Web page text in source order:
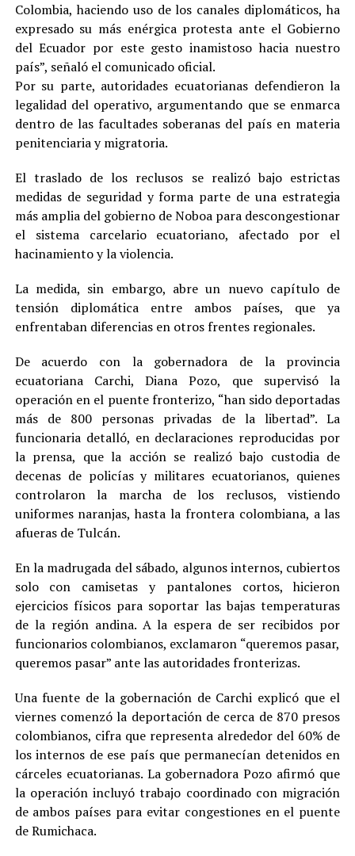
Colombia, haciendo uso de los canales diplomáticos, ha
expresado su más enérgica protesta ante el Gobierno
del Ecuador por este gesto inamistoso hacia nuestro
país”, señaló el comunicado oficial.
Por su parte, autoridades ecuatorianas defendieron la
legalidad del operativo, argumentando que se enmarca
dentro de las facultades soberanas del país en materia
penitenciaria y migratoria.
El traslado de los reclusos se realizó bajo estrictas
medidas de seguridad y forma parte de una estrategia
más amplia del gobierno de Noboa para descongestionar
el sistema carcelario ecuatoriano, afectado por el
hacinamiento y la violencia.
La medida, sin embargo, abre un nuevo capítulo de
tensión diplomática entre ambos países, que ya
enfrentaban diferencias en otros frentes regionales.
De acuerdo con la gobernadora de la provincia
ecuatoriana Carchi, Diana Pozo, que supervisó la
operación en el puente fronterizo, “han sido deportadas
más de 800 personas privadas de la libertad”. La
funcionaria detalló, en declaraciones reproducidas por
la prensa, que la acción se realizó bajo custodia de
decenas de policías y militares ecuatorianos, quienes
controlaron la marcha de los reclusos, vistiendo
uniformes naranjas, hasta la frontera colombiana, a las
afueras de Tulcán.
En la madrugada del sábado, algunos internos, cubiertos
solo con camisetas y pantalones cortos, hicieron
ejercicios físicos para soportar las bajas temperaturas
de la región andina. A la espera de ser recibidos por
funcionarios colombianos, exclamaron “queremos pasar,
queremos pasar” ante las autoridades fronterizas.
Una fuente de la gobernación de Carchi explicó que el
viernes comenzó la deportación de cerca de 870 presos
colombianos, cifra que representa alrededor del 60% de
los internos de ese país que permanecían detenidos en
cárceles ecuatorianas. La gobernadora Pozo afirmó que
la operación incluyó trabajo coordinado con migración
de ambos países para evitar congestiones en el puente
de Rumichaca.